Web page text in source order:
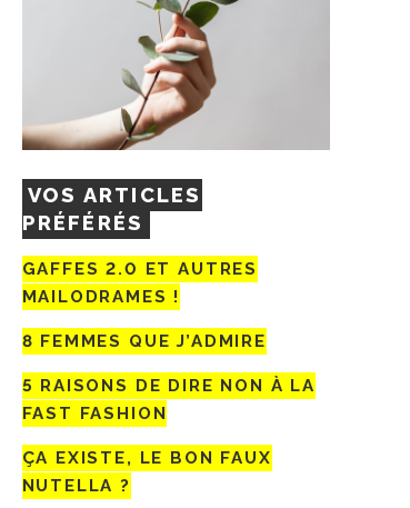
VOS ARTICLES
PRÉFÉRÉS
GAFFES 2.0 ET AUTRES
MAILODRAMES !
8 FEMMES QUE J’ADMIRE
5 RAISONS DE DIRE NON À LA
FAST FASHION
ÇA EXISTE, LE BON FAUX
NUTELLA ?